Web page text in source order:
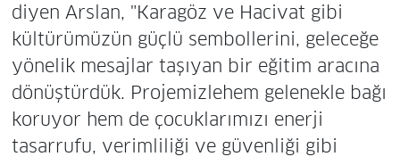
diyen Arslan, "Karagöz ve Hacivat gibi
kültürümüzün güçlü sembollerini, geleceğe
yönelik mesajlar taşıyan bir eğitim aracına
dönüştürdük. Projemizlehem gelenekle bağı
koruyor hem de çocuklarımızı enerji
tasarrufu, verimliliği ve güvenliği gibi